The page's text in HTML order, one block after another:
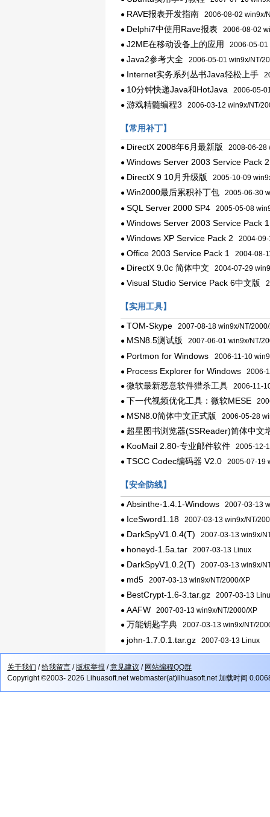
● RAVE报表开发指南 2006-08-02 win9x/
● Delphi7中使用Rave报表 2006-08-02
● J2ME在移动设备上的应用
2006-05-01
● Java2参考大全 2006-05-01 win9x/NT/
● Internet实务系列丛书Java轻松上手
● 10分钟快递Java和HotJava 2006-05-
● 游戏精髓编程3 2006-03-12 win9x/NT/
【常用补丁】
● DirectX 2008年6月最新版 2008-06-28
● Windows Server 2003 Service Pack
● DirectX 9 10月升级版 2005-10-09
● Win2000最后累积补丁包 2005-06-30
● SQL Server 2000 SP4 2005-05-08
● Windows Server 2003 Service Pack 1
● Windows XP Service Pack 2 2004-09-
● Office 2003 Service Pack 1
2004-08-
● DirectX 9.0c 简体中文 2004-07-29
● Visual Studio Service Pack 6中文版
【实用工具】
● TOM-Skype 2007-08-18 win9x/NT/
● MSN8.5测试版 2007-06-01 win9x/NT/
● Portmon for Windows
2006-11-10
● Process Explorer for Windows 2006-
● 微软最新恶意软件猎杀工具 2006-11-
● 下一代视频优化工具：微软MESE
● MSN8.0简体中文正式版 2006-05-28
● 超星图书浏览器(SSReader)简体中文
● KooMail 2.80-专业邮件软件 2005-12-
● TSCC Codec编码器 V2.0 2005-07-19
【安全防线】
● Absinthe-1.4.1-Windows 2007-03-13
● IceSword1.18 2007-03-13 win9x/NT/
● DarkSpyV1.0.4(T) 2007-03-13 win9x/
● honeyd-1.5a.tar 2007-03-13 Linux
● DarkSpyV1.0.2(T) 2007-03-13 win9x/
● md5 2007-03-13 win9x/NT/2000/XP
● BestCrypt-1.6-3.tar.gz 2007-03-13
● AAFW 2007-03-13 win9x/NT/2000/XP
● 万能钥匙字典 2007-03-13 win9x/NT/
● john-1.7.0.1.tar.gz 2007-03-13 Linux
关于我们 /给我留言 /版权举报 /意见建议 / 网站编程QQ群
Copyright ©2003- 2026 Lihuasoft.net webmaster(at)lihuasoft.net 加载时间